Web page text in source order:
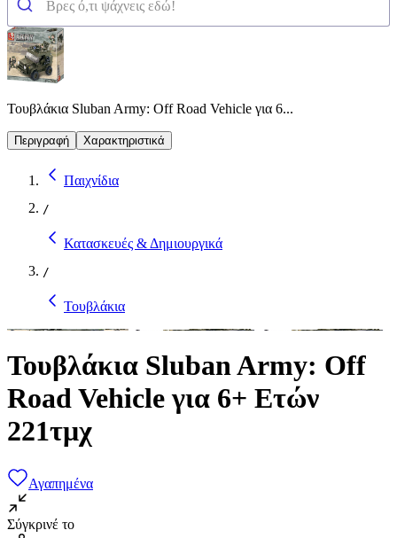
Τουβλάκια Sluban Army: Off Road Vehicle για 6...
Περιγραφή Χαρακτηριστικά
Παιχνίδια
/
Κατασκευές & Δημιουργικά
/
Τουβλάκια
Τουβλάκια Sluban Army: Off
Road Vehicle για 6+ Ετών
221τμχ
Αγαπημένα
Σύγκρινέ το